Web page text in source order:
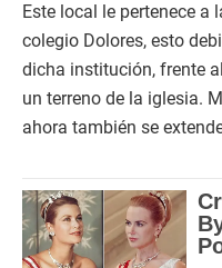
Este local le pertenece a
colegio Dolores, esto
dicha institución, frente
un terreno de la iglesia.
ahora también se